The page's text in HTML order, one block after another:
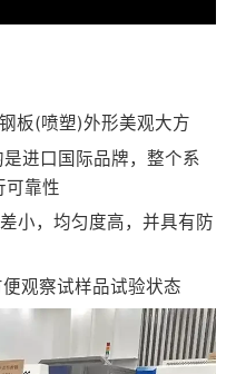
板(喷塑)外形美观大方
进口国际品牌，整个系
可靠性
小，均匀度高，并具有防
观察试样品试验状态